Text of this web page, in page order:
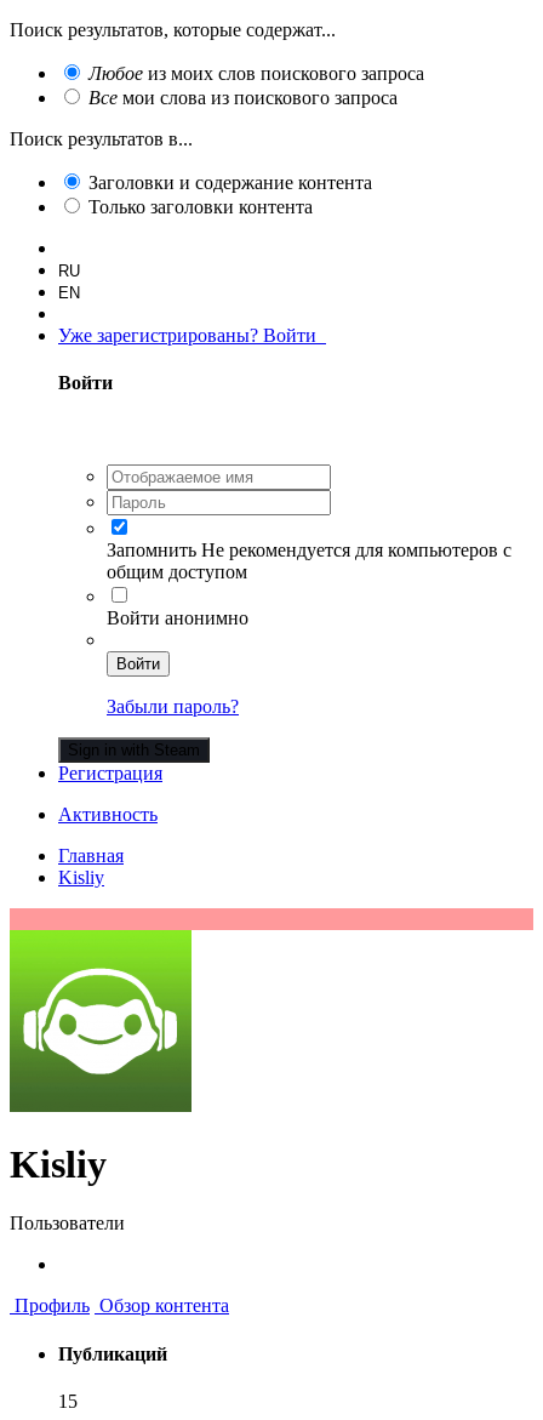
Поиск результатов, которые содержат...
Любое из моих слов поискового запроса
Все мои слова из поискового запроса
Поиск результатов в...
Заголовки и содержание контента
Только заголовки контента
RU
EN
Уже зарегистрированы? Войти
Войти
Запомнить Не рекомендуется для компьютеров с
общим доступом
Войти анонимно
Войти
Забыли пароль?
Sign in with Steam
Регистрация
Активность
Главная
Kisliy
Kisliy
Пользователи
Профиль Обзор контента
Публикаций
15